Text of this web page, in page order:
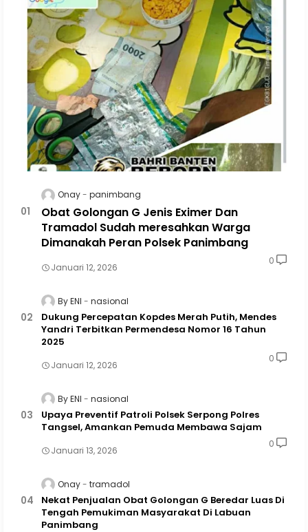
Onay panimbang
Obat Golongan G Jenis Eximer Dan
Tramadol Sudah meresahkan Warga
Dimanakah Peran Polsek Panimbang
Januari 12, 2026
0
By ENI nasional
Dukung Percepatan Kopdes Merah Putih, Mendes
Yandri Terbitkan Permendesa Nomor 16 Tahun
2025
Januari 12, 2026
0
By ENI nasional
Upaya Preventif Patroli Polsek Serpong Polres
Tangsel, Amankan Pemuda Membawa Sajam
Januari 13, 2026
0
Onay tramadol
Nekat Penjualan Obat Golongan G Beredar Luas Di
Tengah Pemukiman Masyarakat Di Labuan
Panimbang